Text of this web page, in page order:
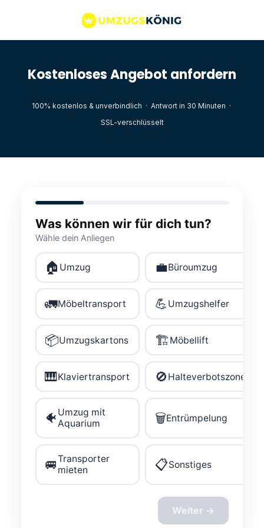
Kostenloses Angebot anfordern
100% kostenlos & unverbindlich · Antwort in 30 Minuten ·
SSL-verschlüsselt